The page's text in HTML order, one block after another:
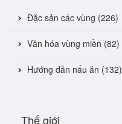
Đặc sản các vùng (226)
Văn hóa vùng miền (82)
Hướng dẫn nấu ăn (132)
Thế giới